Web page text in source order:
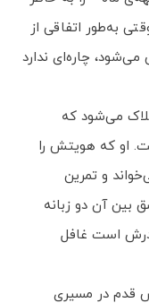
به‌طور اتفاقی از
چاره‌ای ندارد
می‌شود که
او که هویتش را
و تمرین
آن دو زبانه
است غافل
قدم در مسیری